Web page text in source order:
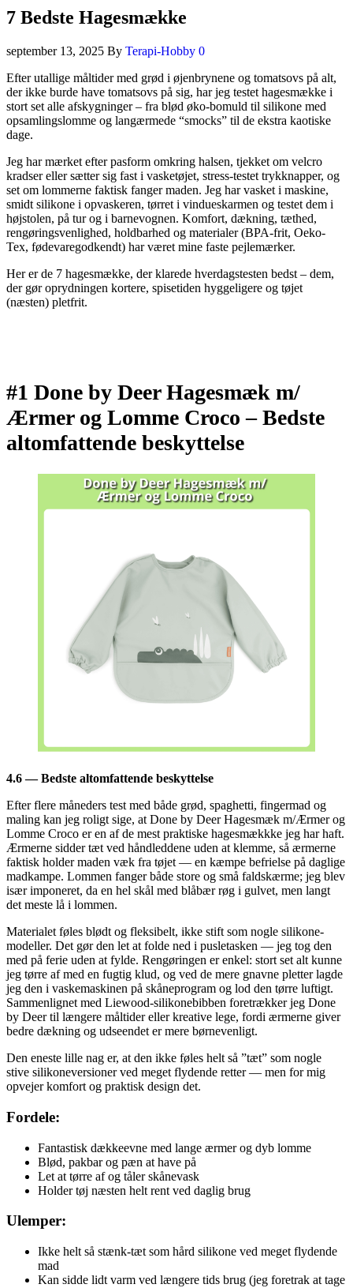
7 Bedste Hagesmække
september 13, 2025 By Terapi-Hobby 0
Efter utallige måltider med grød i øjenbrynene og tomatsovs på alt,
der ikke burde have tomatsovs på sig, har jeg testet hagesmække i
stort set alle afskygninger – fra blød øko-bomuld til silikone med
opsamlingslomme og langærmede “smocks” til de ekstra kaotiske
dage.
Jeg har mærket efter pasform omkring halsen, tjekket om velcro
kradser eller sætter sig fast i vasketøjet, stress-testet trykknapper, og
set om lommerne faktisk fanger maden. Jeg har vasket i maskine,
smidt silikone i opvaskeren, tørret i vindueskarmen og testet dem i
højstolen, på tur og i barnevognen. Komfort, dækning, tæthed,
rengøringsvenlighed, holdbarhed og materialer (BPA-frit, Oeko-
Tex, fødevaregodkendt) har været mine faste pejlemærker.
Her er de 7 hagesmække, der klarede hverdagstesten bedst – dem,
der gør oprydningen kortere, spisetiden hyggeligere og tøjet
(næsten) pletfrit.
#1 Done by Deer Hagesmæk m/
Ærmer og Lomme Croco –Bedste
altomfattende beskyttelse
4.6 — Bedste altomfattende beskyttelse
Efter flere måneders test med både grød, spaghetti, fingermad og
maling kan jeg roligt sige, at Done by Deer Hagesmæk m/Ærmer og
Lomme Croco er en af de mest praktiske hagesmækkke jeg har haft.
Ærmerne sidder tæt ved håndleddene uden at klemme, så ærmerne
faktisk holder maden væk fra tøjet — en kæmpe befrielse på daglige
madkampe. Lommen fanger både store og små faldskærme; jeg blev
især imponeret, da en hel skål med blåbær røg i gulvet, men langt
det meste lå i lommen.
Materialet føles blødt og fleksibelt, ikke stift som nogle silikone-
modeller. Det gør den let at folde ned i pusletasken — jeg tog den
med på ferie uden at fylde. Rengøringen er enkel: stort set alt kunne
jeg tørre af med en fugtig klud, og ved de mere gnavne pletter lagde
jeg den i vaskemaskinen på skåneprogram og lod den tørre luftigt.
Sammenlignet med Liewood-silikonebibben foretrækker jeg Done
by Deer til længere måltider eller kreative lege, fordi ærmerne giver
bedre dækning og udseendet er mere børnevenligt.
Den eneste lille nag er, at den ikke føles helt så ”tæt” som nogle
stive silikoneversioner ved meget flydende retter — men for mig
opvejer komfort og praktisk design det.
Fordele:
Fantastisk dækkeevne med lange ærmer og dyb lomme
Blød, pakbar og pæn at have på
Let at tørre af og tåler skånevask
Holder tøj næsten helt rent ved daglig brug
Ulemper:
Ikke helt så stænk-tæt som hård silikone ved meget flydende
mad
Kan sidde lidt varm ved længere tids brug (jeg foretrak at tage